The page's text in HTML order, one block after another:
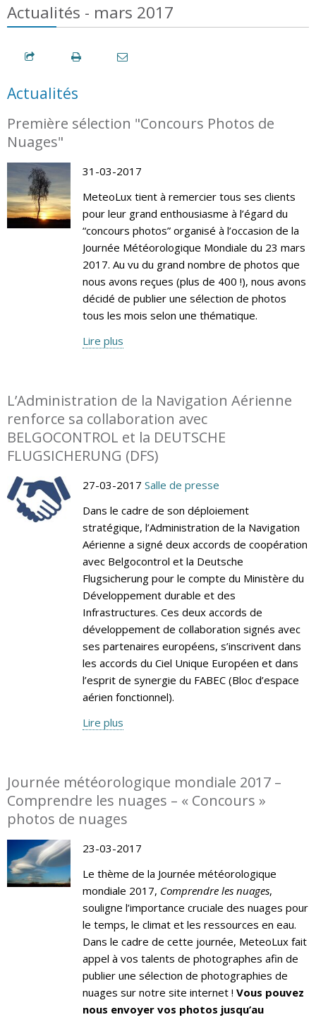
Actualités - mars 2017
Actualités
Première sélection "Concours Photos de
Nuages"
31-03-2017
MeteoLux tient à remercier tous ses clients
pour leur grand enthousiasme à l’égard du
“concours photos” organisé à l’occasion de la
Journée Météorologique Mondiale du 23 mars
2017. Au vu du grand nombre de photos que
nous avons reçues (plus de 400 !), nous avons
décidé de publier une sélection de photos
tous les mois selon une thématique.
Lire plus
L’Administration de la Navigation Aérienne
renforce sa collaboration avec
BELGOCONTROL et la DEUTSCHE
FLUGSICHERUNG (DFS)
27-03-2017 Salle de presse
Dans le cadre de son déploiement
stratégique, l’Administration de la Navigation
Aérienne a signé deux accords de coopération
avec Belgocontrol et la Deutsche
Flugsicherung pour le compte du Ministère du
Développement durable et des
Infrastructures. Ces deux accords de
développement de collaboration signés avec
ses partenaires européens, s’inscrivent dans
les accords du Ciel Unique Européen et dans
l’esprit de synergie du FABEC (Bloc d’espace
aérien fonctionnel).
Lire plus
Journée météorologique mondiale 2017 –
Comprendre les nuages – « Concours »
photos de nuages
23-03-2017
Le thème de la Journée météorologique
mondiale 2017, Comprendre les nuages,
souligne l’importance cruciale des nuages pour
le temps, le climat et les ressources en eau.
Dans le cadre de cette journée, MeteoLux fait
appel à vos talents de photographes afin de
publier une sélection de photographies de
nuages sur notre site internet ! Vous pouvez
nous envoyer vos photos jusqu’au